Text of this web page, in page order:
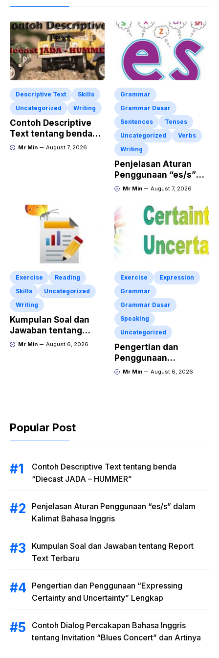
Descriptive Text
Skills
Uncategorized
Writing
Contoh Descriptive
Text tentang benda
“Diecast JADA –
Mr Min August 7, 2026
Grammar
Grammar Dasar
Sentences
Tenses
Uncategorized
Verbs
Writing
Penjelasan Aturan
Penggunaan “es/s”
dalam Kalimat Bahasa
Mr Min August 7, 2026
Exercise
Reading
Skills
Uncategorized
Writing
Kumpulan Soal dan
Jawaban tentang
Report Text Terbaru
Mr Min August 6, 2026
Exercise
Expression
Grammar
Grammar Dasar
Speaking
Uncategorized
Pengertian dan
Penggunaan
“Expressing Certainty
Mr Min August 6, 2026
Popular Post
Contoh Descriptive Text tentang benda
“Diecast JADA – HUMMER”
Penjelasan Aturan Penggunaan “es/s” dalam
Kalimat Bahasa Inggris
Kumpulan Soal dan Jawaban tentang Report
Text Terbaru
Pengertian dan Penggunaan “Expressing
Certainty and Uncertainty” Lengkap
Contoh Dialog Percakapan Bahasa Inggris
tentang Invitation “Blues Concert” dan Artinya